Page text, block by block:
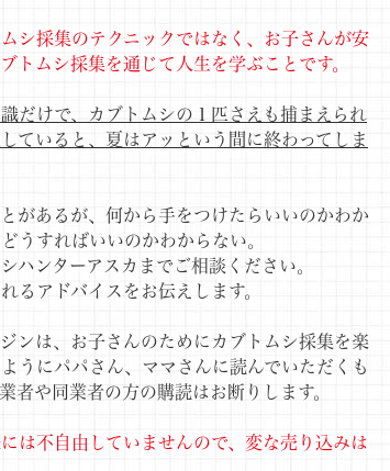
シ採集のテクニックではなく、お子さんが安
トムシ採集を通じて人生を学ぶことです。
だけで、カブトムシの１匹さえも捕まえられ
ていると、夏はアッという間に終わってしま
があるが、何から手をつけたらいいのかわか
うすればいいのかわからない。
ハンターアスカまでご相談ください。
るアドバイスをお伝えします。
ンは、お子さんのためにカブトムシ採集を楽
うにパパさん、ママさんに読んでいただくも
者や同業者の方の購読はお断りします。
は不自由していませんので、変な売り込みは